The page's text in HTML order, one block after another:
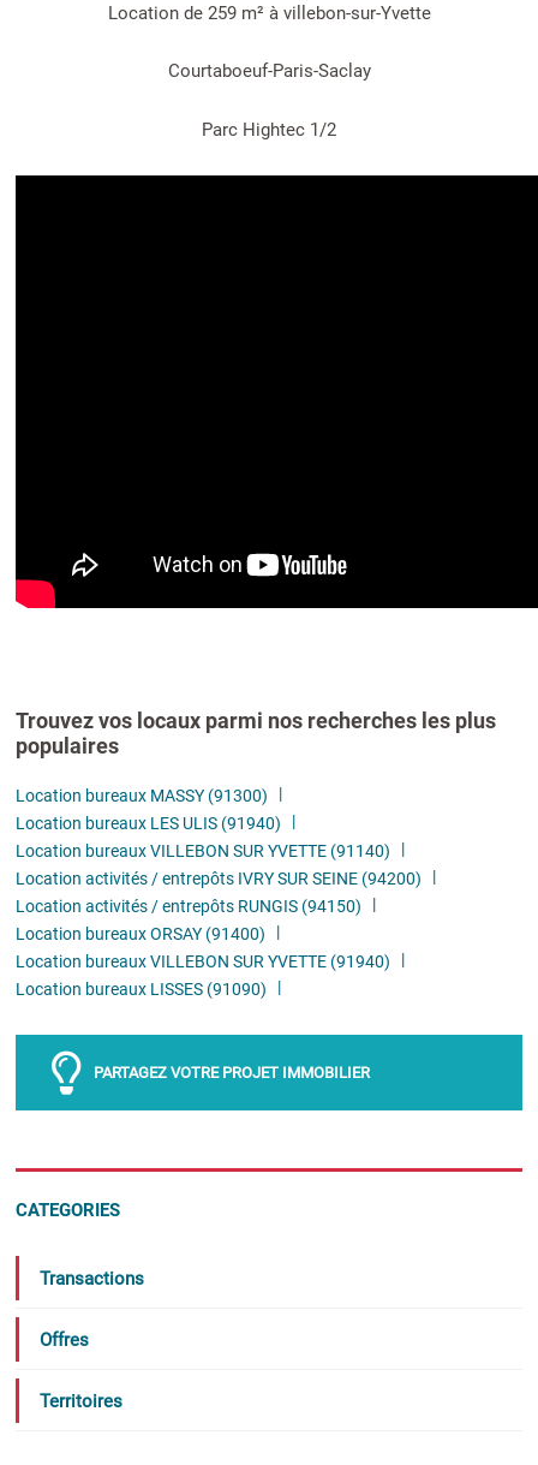
Location de 259 m² à villebon-sur-Yvette
Courtaboeuf-Paris-Saclay
Parc Hightec 1/2
Trouvez vos locaux parmi nos recherches les plus
populaires
Location bureaux MASSY (91300)
Location bureaux LES ULIS (91940)
Location bureaux VILLEBON SUR YVETTE (91140)
Location activités / entrepôts IVRY SUR SEINE (94200)
Location activités / entrepôts RUNGIS (94150)
Location bureaux ORSAY (91400)
Location bureaux VILLEBON SUR YVETTE (91940)
Location bureaux LISSES (91090)
PARTAGEZ VOTRE PROJET IMMOBILIER
CATEGORIES
Transactions
Offres
Territoires